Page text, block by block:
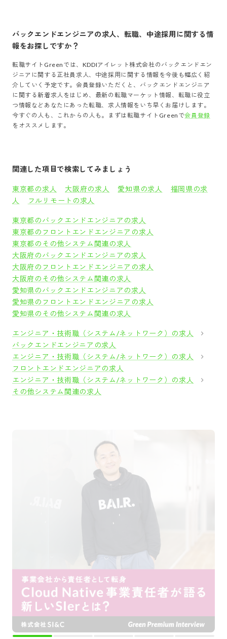
バックエンドエンジニアの求人、転職、中途採用に関する情
報をお探しですか？
転職サイトGreenでは、 KDDIアイレット株式会社の バックエンドエン
ジニア に関する正社員求人、中途採用に関する情報を今後も幅広く紹
介していく予定です。会員登録いただくと、 バックエンドエンジニア
に関する新着求人をはじめ、最新の転職マーケット情報、転職に役立
つ情報などあなたにあった転職、求人情報をいち早くお届けします。
今すぐの人も、これからの人も。まずは転職サイトGreenで会員登録
をオススメします。
関連した項目で検索してみましょう
東京都の求人 大阪府の求人 愛知県の求人
福岡県の求
人
フルリモートの求人
東京都のバックエンドエンジニアの求人
東京都のフロントエンドエンジニアの求人
東京都のその他システム関連の求人
大阪府のバックエンドエンジニアの求人
大阪府のフロントエンドエンジニアの求人
大阪府のその他システム関連の求人
愛知県のバックエンドエンジニアの求人
愛知県のフロントエンドエンジニアの求人
愛知県のその他システム関連の求人
エンジニア・技術職（システム/ネットワーク）の求人
バックエンドエンジニアの求人
エンジニア・技術職（システム/ネットワーク）の求人
フロントエンドエンジニアの求人
エンジニア・技術職（システム/ネットワーク）の求人
その他システム関連の求人